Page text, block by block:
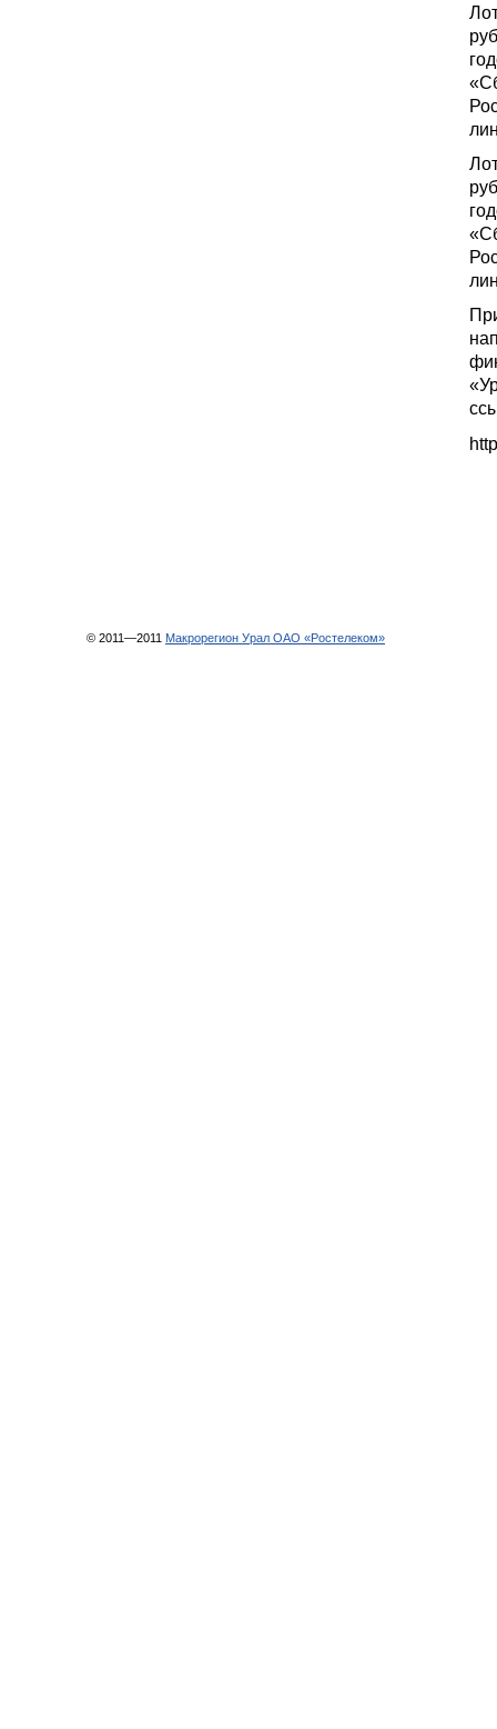
© 2011—2011 Макрорегион Урал ОАО «Ростелеком»